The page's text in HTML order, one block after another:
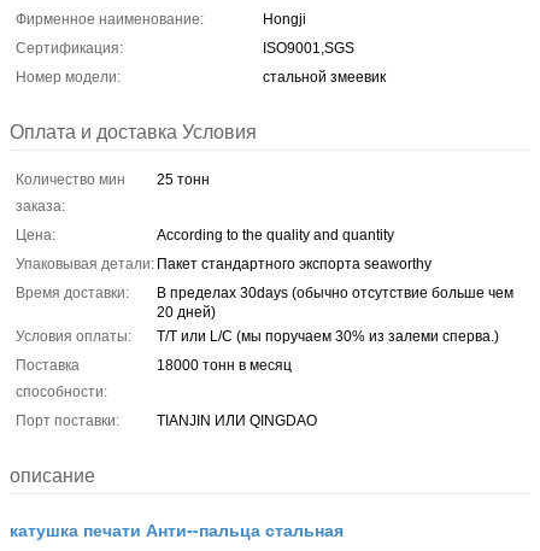
Фирменное наименование:
Hongji
Сертификация:
ISO9001,SGS
Номер модели:
стальной змеевик
Оплата и доставка Условия
Количество мин
заказа:
25 тонн
Цена:
According to the quality and quantity
Упаковывая детали: Пакет стандартного экспорта seaworthy
Время доставки:
В пределах 30days (обычно отсутствие больше чем
20 дней)
Условия оплаты:
T/T или L/C (мы поручаем 30% из залеми сперва.)
Поставка
способности:
18000 тонн в месяц
Порт поставки: TIANJIN ИЛИ QINGDAO
описание
катушка печати Анти--пальца стальная